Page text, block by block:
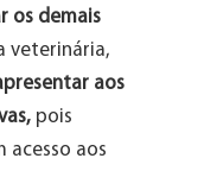
os demais
veterinária,
aos
pois
acesso aos